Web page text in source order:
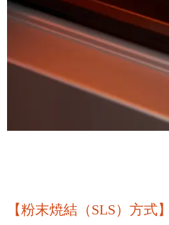
【粉末焼結（SLS）方